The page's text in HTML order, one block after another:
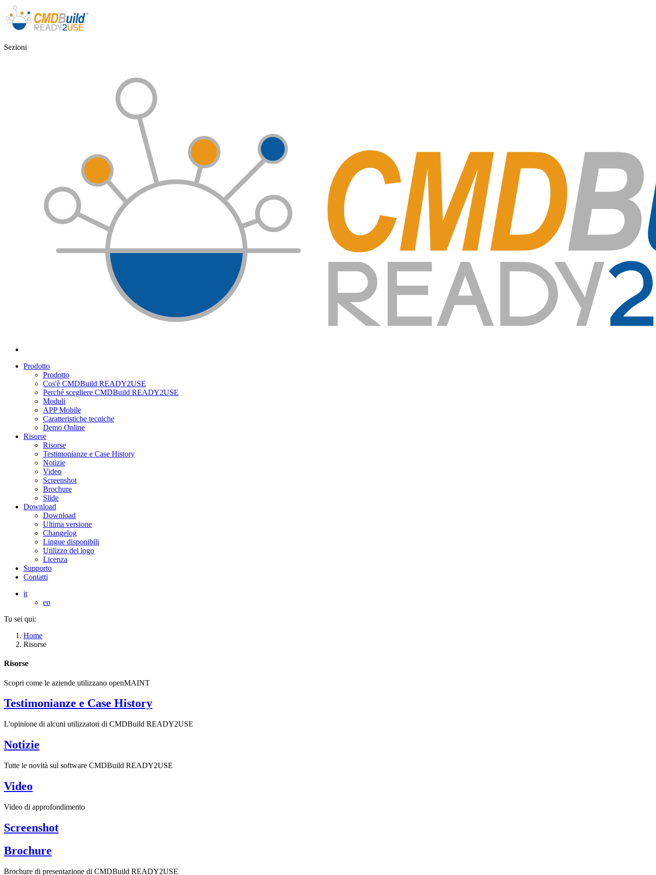
Sezioni
Prodotto
Prodotto
Cos'è CMDBuild READY2USE
Perché scegliere CMDBuild READY2USE
Moduli
APP Mobile
Caratteristiche tecniche
Demo Online
Risorse
Risorse
Testimonianze e Case History
Notizie
Video
Screenshot
Brochure
Slide
Download
Download
Ultima versione
Changelog
Lingue disponibili
Utilizzo del logo
Licenza
Supporto
Contatti
it
en
Tu sei qui:
Home
Risorse
Risorse
Scopri come le aziende utilizzano openMAINT
Testimonianze e Case History
L'opinione di alcuni utilizzatori di CMDBuild READY2USE
Notizie
Tutte le novità sul software CMDBuild READY2USE
Video
Video di approfondimento
Screenshot
Brochure
Brochure di presentazione di CMDBuild READY2USE